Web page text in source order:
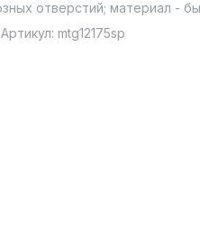
Артикул: mtg12175sp